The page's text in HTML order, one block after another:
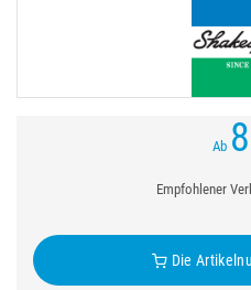
Ab
Empfohlener
Die